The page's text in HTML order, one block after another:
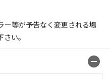
等が予告なく変更される場
い。